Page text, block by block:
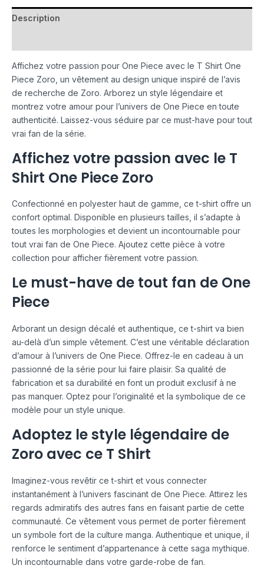
Description
Affichez votre passion pour One Piece avec le T Shirt One
Piece Zoro, un vêtement au design unique inspiré de l’avis
de recherche de Zoro. Arborez un style légendaire et
montrez votre amour pour l’univers de One Piece en toute
authenticité. Laissez-vous séduire par ce must-have pour tout
vrai fan de la série.
Affichez votre passion avec le T
Shirt One Piece Zoro
Confectionné en polyester haut de gamme, ce t-shirt offre un
confort optimal. Disponible en plusieurs tailles, il s’adapte à
toutes les morphologies et devient un incontournable pour
tout vrai fan de One Piece. Ajoutez cette pièce à votre
collection pour afficher fièrement votre passion.
Le must-have de tout fan de One
Piece
Arborant un design décalé et authentique, ce t-shirt va bien
au-delà d’un simple vêtement. C’est une véritable déclaration
d’amour à l’univers de One Piece. Offrez-le en cadeau à un
passionné de la série pour lui faire plaisir. Sa qualité de
fabrication et sa durabilité en font un produit exclusif à ne
pas manquer. Optez pour l’originalité et la symbolique de ce
modèle pour un style unique.
Adoptez le style légendaire de
Zoro avec ce T Shirt
Imaginez-vous revêtir ce t-shirt et vous connecter
instantanément à l’univers fascinant de One Piece. Attirez les
regards admiratifs des autres fans en faisant partie de cette
communauté. Ce vêtement vous permet de porter fièrement
un symbole fort de la culture manga. Authentique et unique, il
renforce le sentiment d’appartenance à cette saga mythique.
Un incontournable dans votre garde-robe de fan.